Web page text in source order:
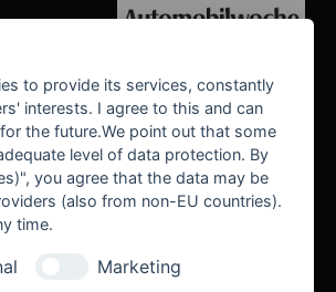
WE SUPPORT
to provide its services, constantly
interests. I agree to this and can
the future.We point out that some
level of data protection. By
you agree that the data may be
(also from non-EU countries).
time.
Marketing